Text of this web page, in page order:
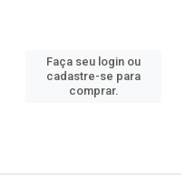
Faça seu login ou
cadastre-se para
comprar.